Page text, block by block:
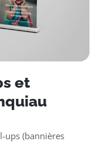
et
ups (bannières